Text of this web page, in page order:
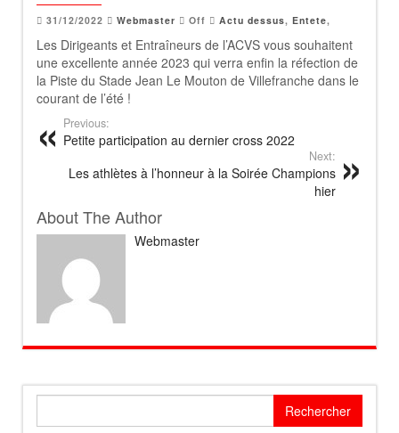
31/12/2022 Webmaster Off Actu dessus, Entete,
Les Dirigeants et Entraîneurs de l’ACVS vous souhaitent
une excellente année 2023 qui verra enfin la réfection de
la Piste du Stade Jean Le Mouton de Villefranche dans le
courant de l’été !
Previous:
Petite participation au dernier cross 2022
Next:
Les athlètes à l’honneur à la Soirée Champions
hier
About The Author
Webmaster